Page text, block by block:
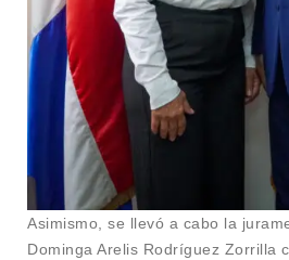
Asimismo, se llevó a cabo la
Dominga Arelis Rodríguez Zorrilla